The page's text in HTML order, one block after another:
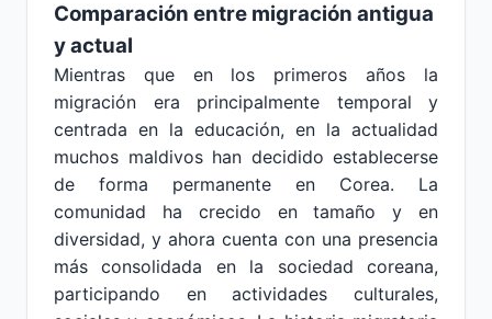
Comparación entre migración antigua
y actual
Mientras que en los primeros años la
migración era principalmente temporal y
centrada en la educación, en la actualidad
muchos maldivos han decidido establecerse
de forma permanente en Corea. La
comunidad ha crecido en tamaño y en
diversidad, y ahora cuenta con una presencia
más consolidada en la sociedad coreana,
participando en actividades culturales,